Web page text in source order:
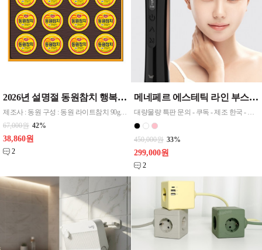
2026년 설명절 동원참치 행복 12호 무료배송
제조사 : 동원 구성 : 동원 라이트참치 90g x 12, 포장 : 상하판케이스, 쇼핑백동봉
67,000원 42%
38,860원
2
메네페르 에스테틱 라인 부스터 갈바닉 중저주파 고주파 얼굴 마사지기 뷰티디바이스 LED EMS 맛사지기
대량물량 특판 문의 - 쿠독 - 제조 한국 - 국산
450,000원 33%
299,000원
2